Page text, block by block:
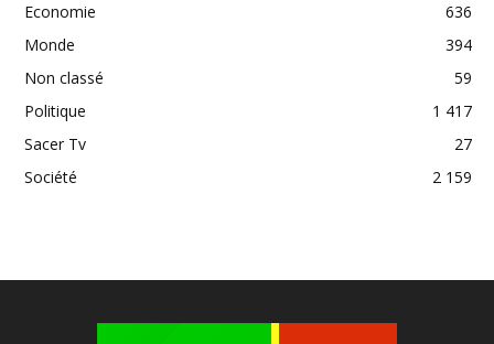
Economie
636
Monde
394
Non classé
59
Politique
1 417
Sacer Tv
27
Société
2 159